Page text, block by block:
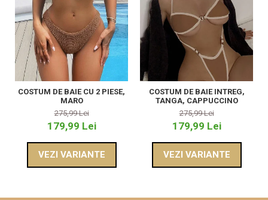
COSTUM DE BAIE CU 2 PIESE,
MARO
275,99 Lei
179,99 Lei
VEZI VARIANTE
COSTUM DE BAIE INTREG,
TANGA, CAPPUCCINO
275,99 Lei
179,99 Lei
VEZI VARIANTE